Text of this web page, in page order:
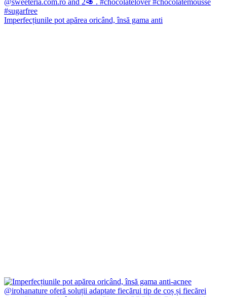
Imperfecțiunile pot apărea oricând, însă gama anti